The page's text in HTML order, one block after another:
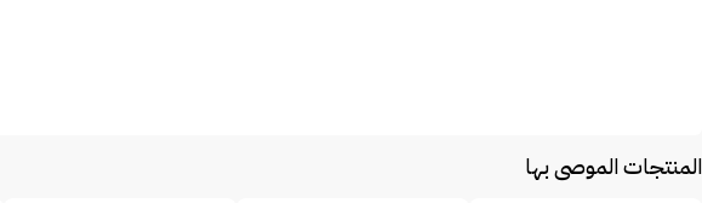
المنتجات الموصى بها